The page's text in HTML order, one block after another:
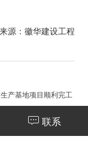
来源：徽华建设工程
产基地项目顺利完工
联系